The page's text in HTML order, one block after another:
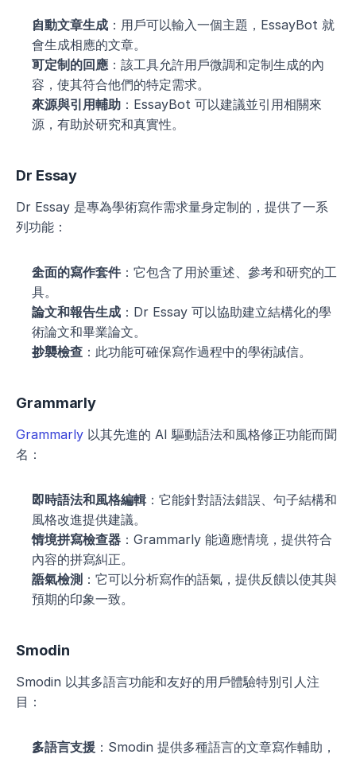
自動文章生成 ：用戶可以輸入一個主題，EssayBot 就
會生成相應的文章。
可定制的回應 ：該工具允許用戶微調和定制生成的內
容，使其符合他們的特定需求。
來源與引用輔助 ：EssayBot 可以建議並引用相關來
源，有助於研究和真實性。
Dr Essay
Dr Essay 是專為學術寫作需求量身定制的，提供了一系
列功能：
全面的寫作套件：它包含了用於重述、參考和研究的工
具。
論文和報告生成 ：Dr Essay 可以協助建立結構化的學
術論文和畢業論文。
抄襲檢查 ：此功能可確保寫作過程中的學術誠信。
Grammarly
Grammarly 以其先進的 AI 驅動語法和風格修正功能而聞
名：
即時語法和風格編輯 ：它能針對語法錯誤、句子結構和
風格改進提供建議。
情境拼寫檢查器 ：Grammarly 能適應情境，提供符合
內容的拼寫糾正。
語氣檢測 ：它可以分析寫作的語氣，提供反饋以使其與
預期的印象一致。
Smodin
Smodin 以其多語言功能和友好的用戶體驗特別引人注
目：
多語言支援 ：Smodin 提供多種語言的文章寫作輔助，